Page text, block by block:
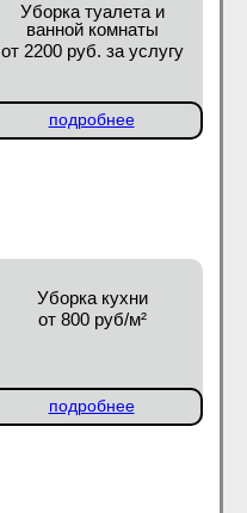
Уборка туалета и
ванной комнаты
от 2200 руб. за услугу
подробнее
Уборка кухни
от 800 руб/м²
подробнее